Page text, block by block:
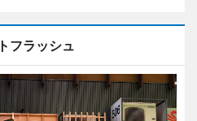
フラッシュ